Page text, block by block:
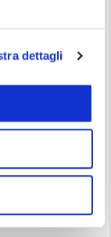
dettagli
accedere al
nella
cTrader ed
anche da 0,0
senza